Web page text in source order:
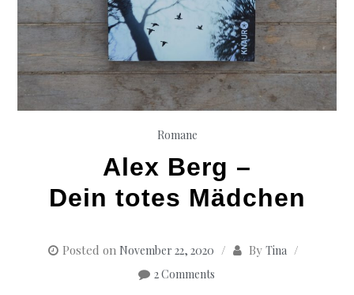
Romane
Alex Berg –
Dein totes Mädchen
Posted on November 22, 2020 By Tina
2 Comments